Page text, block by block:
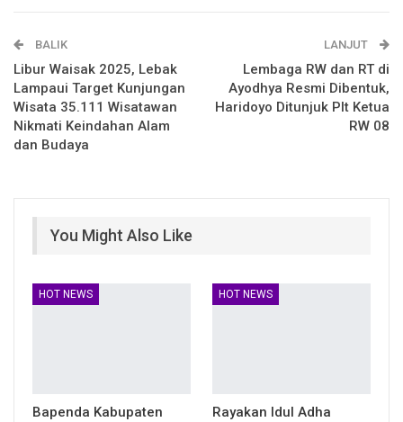
Telegram
BALIK
Libur Waisak 2025, Lebak
Lampaui Target Kunjungan
Wisata 35.111 Wisatawan
Nikmati Keindahan Alam
dan Budaya
LANJUT
Lembaga RW dan RT di
Ayodhya Resmi Dibentuk,
Haridoyo Ditunjuk Plt Ketua
RW 08
You Might Also Like
HOT NEWS
Bapenda Kabupaten
HOT NEWS
Rayakan Idul Adha